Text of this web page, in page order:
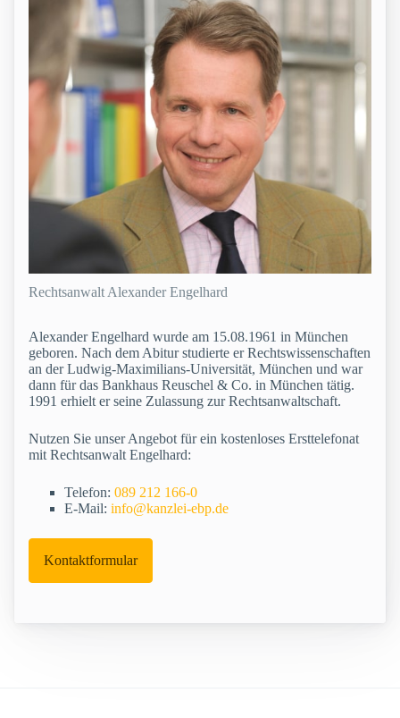
Rechtsanwalt Alexander Engelhard
Alexander Engelhard wurde am 15.08.1961 in München
geboren. Nach dem Abitur studierte er Rechtswissenschaften
an der Ludwig-Maximilians-Universität, München und war
dann für das Bankhaus Reuschel & Co. in München tätig.
1991 erhielt er seine Zulassung zur Rechtsanwaltschaft.
Nutzen Sie unser Angebot für ein kostenloses Ersttelefonat
mit Rechtsanwalt Engelhard:
Telefon: 089 212 166-0
E-Mail: info@kanzlei-ebp.de
Kontaktformular